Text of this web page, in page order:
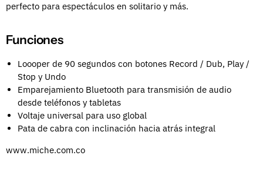
perfecto para espectáculos en solitario y más.
Funciones
Loooper de 90 segundos con botones Record / Dub, Play /
Stop y Undo
Emparejamiento Bluetooth para transmisión de audio
desde teléfonos y tabletas
Voltaje universal para uso global
Pata de cabra con inclinación hacia atrás integral
www.miche.com.co